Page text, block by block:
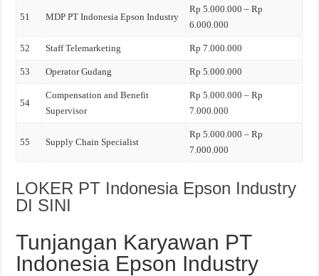
51 MDP PT Indonesia Epson Industry
Rp 5.000.000 – Rp
6.000.000
52 Staff Telemarketing Rp 7.000.000
53 Operator Gudang Rp 5.000.000
54
Compensation and Benefit
Supervisor
Rp 5.000.000 – Rp
7.000.000
55 Supply Chain Specialist
Rp 5.000.000 – Rp
7.000.000
LOKER PT Indonesia Epson Industry
DI SINI
Tunjangan Karyawan PT
Indonesia Epson Industry